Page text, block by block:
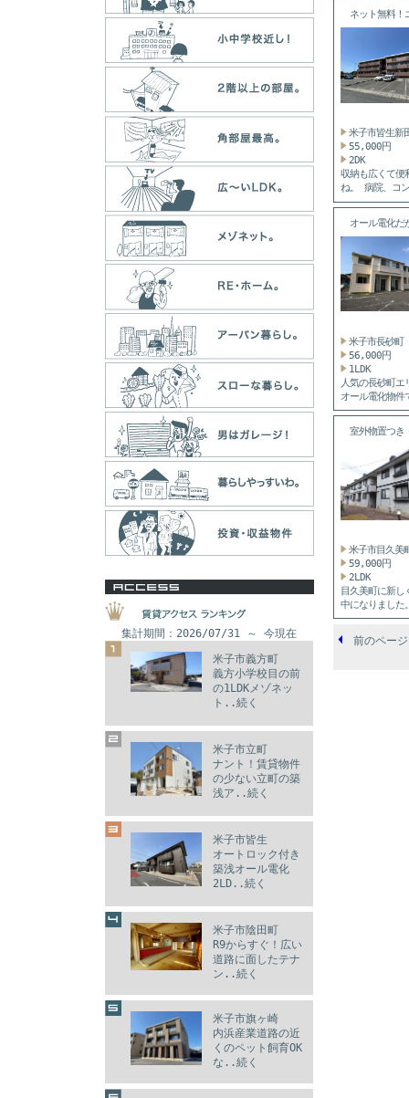
ネット無料！
ン...
米子市皆生新
55,000円
2DK
収納も広くて便
ね。 病院、コ
近くにあ...
オール電化だ
光...
米子市長砂町
56,000円
1LDK
人気の長砂町エ
オール電化物件
徒歩圏...
室外物置つき
米子市目久美
59,000円
2LDK
目久美町に新し
中になりました
て、新...
前のページ
集計期間：2026/07/31 ～ 今現在
米子市義方町
義方小学校目の前
の1LDKメゾネッ
ト..続く
米子市立町
ナント！賃貸物件
の少ない立町の築
浅ア..続く
米子市皆生
オートロック付き
築浅オール電化
2LD..続く
米子市陰田町
R9からすぐ！広い
道路に面したテナ
ン..続く
米子市旗ヶ崎
内浜産業道路の近
くのペット飼育OK
な..続く